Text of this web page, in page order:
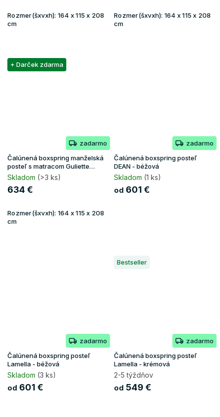
Rozmer(šxvxh): 164 x 115 x 208
cm
Rozmer(šxvxh): 164 x 115 x 208
cm
+ Darček zdarma
zadarmo
Čalúnená boxspring manželská
posteľ s matracom Guliette
160x200 - žltá
Skladom (>3 ks)
634 €
Rozmer(šxvxh): 164 x 115 x 208
cm
zadarmo
Čalúnená boxspring posteľ
DEAN - béžová
Skladom (1 ks)
od 601 €
zadarmo
Čalúnená boxspring posteľ
Lamella - béžová
Skladom (3 ks)
od 601 €
Bestseller
zadarmo
Čalúnená boxspring posteľ
Lamella - krémová
2-5 týždňov
od 549 €